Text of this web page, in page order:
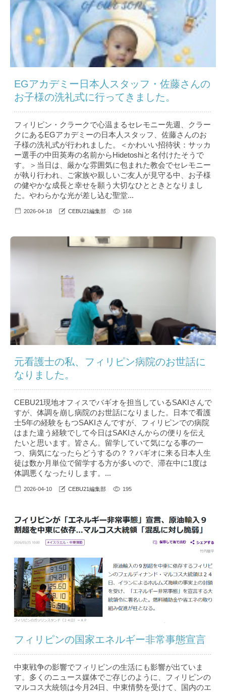
EGアカデミー日本人スタッフ・佐藤さんの
お子様の洗礼式に行ってきました。
フィリピン・クラークで心温まるセレモニー先週、クラー
クにあるEGアカデミーの日本人スタッフ、佐藤さんのお
子様の洗礼式が行われました。＜かわいい招待状：サッカ
ー選手の中田英寿の名前からHidetoshiと名付けたそうで
す。＞当日は、厳かな雰囲気に包まれた教会でセレモニー
が執り行われ、ご家族や親しいご友人が見守る中、お子様
の健やかな成長と幸せを願う大切なひとときとなりまし
た。やわらかな光が差し込む聖堂...
2026-04-18 CEBU21編集部 168
元看護士の私、フィリピン病院のお世話に
なりました。
CEBU21現地オフィスでバギオを担当しているSAKIさんで
すが、体調を崩し病院のお世話になりました。日本で看護
士5年の経験をもつSAKIさんですが、フィリピンでの病院
はまた違う経験でして今日はSAKIさんからの便りを伝え
たいと思います。皆さん。留学していて気になる事の一
つ、病気になったらどうするの？？バギオに来る日本人生
徒は数か月単位で留学する方が多いので、滞在中に1度は
体調悪くなったりします。...
2026-04-10 CEBU21編集部 195
フィリピンの国家エネルギー非常事態宣言
中東戦争の影響でフィリピンの生活にも影響が出ていま
す。多くのニュース媒体でご存じのように、フィリピンの
マルコス大統領は今月24日、中東情勢を受けて、国内のエ